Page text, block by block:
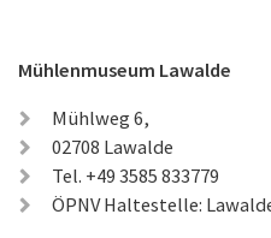
Mühlenmuseum Lawalde
Mühlweg 6,
02708 Lawalde
Tel. +49 3585 833779
ÖPNV Haltestelle: